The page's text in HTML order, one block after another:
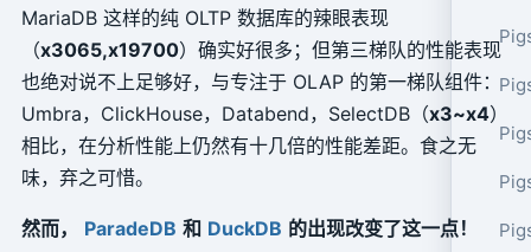
MariaDB 这样的纯 OLTP 数据库的辣眼表现
（x3065,x19700）确实好很多；但第三梯队的性能表现
也绝对说不上足够好，与专注于 OLAP 的第一梯队组件：
Umbra，ClickHouse，Databend，SelectDB（x3~x4）
相比，在分析性能上仍然有十几倍的性能差距。食之无
味，弃之可惜。
然而， ParadeDB 和 DuckDB 的出现改变了这一点！